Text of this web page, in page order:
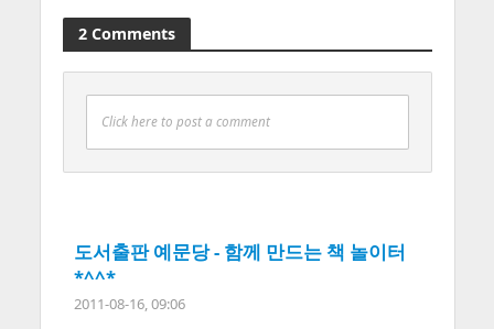
2 Comments
Click here to post a comment
도서출판 예문당 - 함께 만드는 책 놀이터
*^^*
2011-08-16, 09:06